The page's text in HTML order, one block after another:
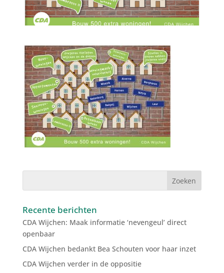
Recente berichten
CDA Wijchen: Maak informatie ‘nevengeul’ direct
openbaar
CDA Wijchen bedankt Bea Schouten voor haar inzet
CDA Wijchen verder in de oppositie